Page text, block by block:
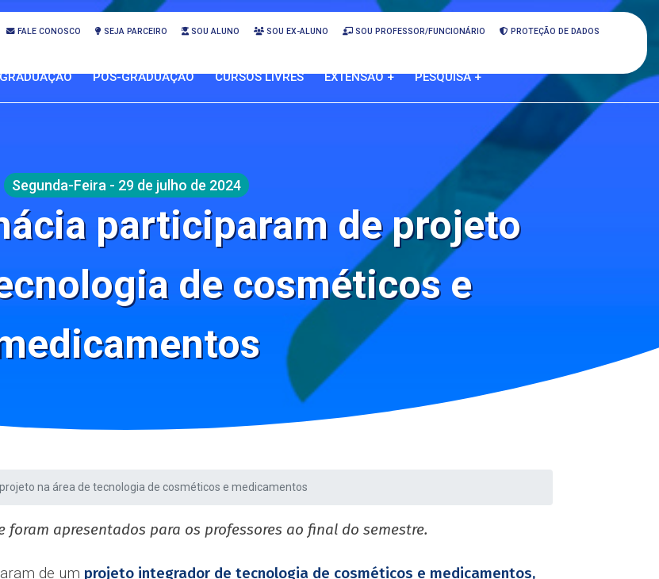
FALE CONOSCO SEJA PARCEIRO SOU ALUNO SOU EX-ALUNO SOU PROFESSOR/FUNCIONÁRIO PROTEÇÃO DE DADOS
GRADUAÇÃO PÓS-GRADUAÇÃO CURSOS LIVRES EXTENSÃO + PESQUISA +
Segunda-Feira - 29 de julho de 2024
participaram de projeto
de cosméticos e
na área de tecnologia de cosméticos e medicamentos
foram apresentados para os professores ao final do semestre.
de um projeto integrador de tecnologia de cosméticos e medicamentos,